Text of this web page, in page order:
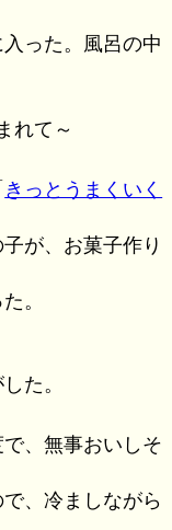
った。風呂の中
れて～
きっとうまくいく
が、お菓子作り
。
た。
、無事おいしそ
、冷ましながら